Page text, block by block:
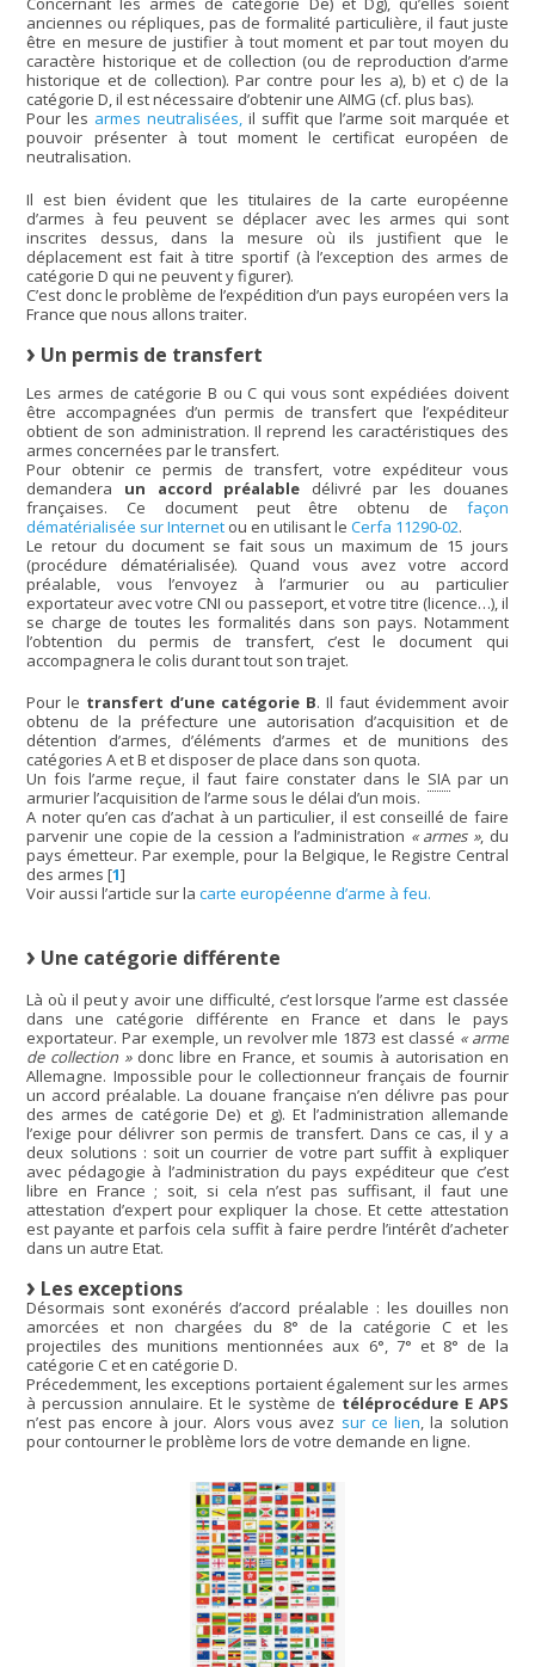
anciennes ou répliques, pas de formalité particulière, il faut juste
être en mesure de justifier à tout moment et par tout moyen du
caractère historique et de collection (ou de reproduction d’arme
historique et de collection). Par contre pour les a), b) et c) de la
catégorie D, il est nécessaire d’obtenir une AIMG (cf. plus bas).
Pour les armes neutralisées, il suffit que l’arme soit marquée et
pouvoir présenter à tout moment le certificat européen de
neutralisation.
Il est bien évident que les titulaires de la carte européenne
d’armes à feu peuvent se déplacer avec les armes qui sont
inscrites dessus, dans la mesure où ils justifient que le
déplacement est fait à titre sportif (à l’exception des armes de
catégorie D qui ne peuvent y figurer).
C’est donc le problème de l’expédition d’un pays européen vers la
France que nous allons traiter.
Un permis de transfert
Les armes de catégorie B ou C qui vous sont expédiées doivent
être accompagnées d’un permis de transfert que l’expéditeur
obtient de son administration. Il reprend les caractéristiques des
armes concernées par le transfert.
Pour obtenir ce permis de transfert, votre expéditeur vous
demandera un accord préalable délivré par les douanes
françaises. Ce document peut être obtenu de façon
dématérialisée sur Internet ou en utilisant leCerfa 11290-02.
Le retour du document se fait sous un maximum de 15 jours
(procédure dématérialisée). Quand vous avez votre accord
préalable, vous l’envoyez à l’armurier ou au particulier
exportateur avec votre CNI ou passeport, et votre titre (licence…), il
se charge de toutes les formalités dans son pays. Notamment
l’obtention du permis de transfert, c’est le document qui
accompagnera le colis durant tout son trajet.
Pour le transfert d’une catégorie B. Il faut évidemment avoir
obtenu de la préfecture une autorisation d’acquisition et de
détention d’armes, d’éléments d’armes et de munitions des
catégories A et B et disposer de place dans son quota.
Un fois l’arme reçue, il faut faire constater dans le SIApar un
armurier l’acquisition de l’arme sous le délai d’un mois.
A noter qu’en cas d’achat à un particulier, il est conseillé de faire
parvenir une copie de la cession a l’administration « armes », du
pays émetteur. Par exemple, pour la Belgique, le Registre Central
des armes [1]
Voir aussi l’article sur lacarte européenne d’arme à feu.
Une catégorie différente
Là où il peut y avoir une difficulté, c’est lorsque l’arme est classée
dans une catégorie différente en France et dans le pays
exportateur. Par exemple, un revolver mle 1873 est classé « arme
de collection »donc libre en France, et soumis à autorisation en
Allemagne. Impossible pour le collectionneur français de fournir
un accord préalable. La douane française n’en délivre pas pour
des armes de catégorie De) et g). Et l’administration allemande
l’exige pour délivrer son permis de transfert. Dans ce cas, il y a
deux solutions : soit un courrier de votre part suffit à expliquer
avec pédagogie à l’administration du pays expéditeur que c’est
libre en France ; soit, si cela n’est pas suffisant, il faut une
attestation d’expert pour expliquer la chose. Et cette attestation
est payante et parfois cela suffit à faire perdre l’intérêt d’acheter
dans un autre Etat.
Les exceptions
Désormais sont exonérés d’accord préalable : les douilles non
amorcées et non chargées du 8° de la catégorie C et les
projectiles des munitions mentionnées aux 6°, 7° et 8° de la
catégorie C et en catégorie D.
Précedemment, les exceptions portaient également sur les armes
à percussion annulaire. Et le système de téléprocédure E APS
n’est pas encore à jour. Alors vous avez sur ce lien, la solution
pour contourner le problème lors de votre demande en ligne.